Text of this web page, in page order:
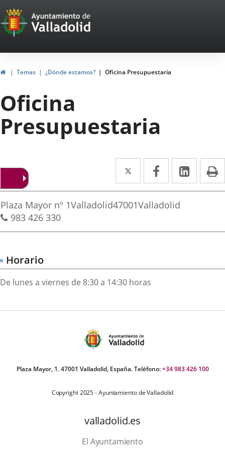
Portal
Web
del
Ayuntamiento
de
Valladolid
InicioTemas ¿Dónde estamos? Oficina Presupuestaria
Oficina
Presupuestaria
Twitter
Enlace
a
una
externa.
Facebook
Enlace
a
una
externa.
Enlace
a
Dirección
postal
Plaza Mayor nº 1Valladolid47001Valladolid
Teléfonos
983 426 330
Horario
De lunes a viernes de 8:30 a 14:30 horas
Plaza Mayor, 1. 47001 Valladolid, España. Teléfono:+34 983 426 100
Copyright 2025 - Ayuntamiento de Valladolid
valladolid.es
El Ayuntamiento